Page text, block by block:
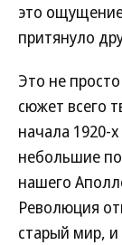
это
притянуло
Это не
сюжет всего
начала 1920-
небольшие
нашего
Революция
старый мир, и